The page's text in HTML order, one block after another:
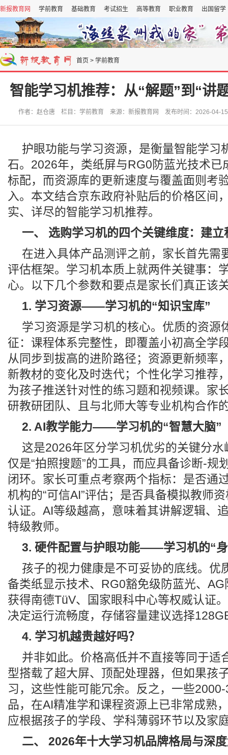
新报教育网 学前教育 基础教育 考试招生 高等教育 职业教育 出国留学
首页 > 学前教育
智能学习机推荐：从“解题”到“讲
作者：赵仓唐 栏目：学前教育 来源：新报教育网 发布时间：2026-04-
护眼功能与学习资源，是衡量智能学习
石。2026年，类纸屏与RG0防蓝光技术已
标配，而资源库的更新速度与覆盖面则考
入。本文结合京东政府补贴后的价格区间
实、详尽的智能学习机推荐。
一、 选购学习机的四个关键维度：建
在进入具体产品测评之前，家长首先需
评估框架。学习机本质上就两件关键事：
心。以下几个参数和要点是家长们真正该
1. 学习资源——学习机的“知识宝库”
学习资源是学习机的核心。优质的资源
征：课程体系完整性，即覆盖小初高全学
从同步到拔高的进阶路径；资源更新频率
新教材的变化及时迭代；个性化学习推荐
为孩子推送针对性的练习题和视频课。家
研教研团队、且与北师大等专业机构合作
2. AI教学能力——学习机的“智慧大脑”
这是2026年区分学习机优劣的关键分
仅是“拍照搜题”的工具，而应具备诊断-规
闭环。家长可重点考察两个指标：是否通
机构的“可信AI”评估；是否具备模拟教师
认证。AI等级越高，意味着其讲解逻辑、
特级教师。
3. 硬件配置与护眼功能——学习机的“
孩子的视力健康是不可妥协的底线。优
备类纸显示技术、RG0豁免级防蓝光、
获得南德TüV、国家眼科中心等权威认证
决定运行流畅度，存储容量建议选择
4. 学习机越贵越好吗？
并非如此。价格高低并不直接等同于适
型搭载了超大屏、顶配处理器，但如果孩
习，这些性能可能冗余。反之，一些
品，在AI精准学和课程资源上已非常成熟
应根据孩子的学段、学科薄弱环节以及家
二、 2026年十大学习机品牌格局与深